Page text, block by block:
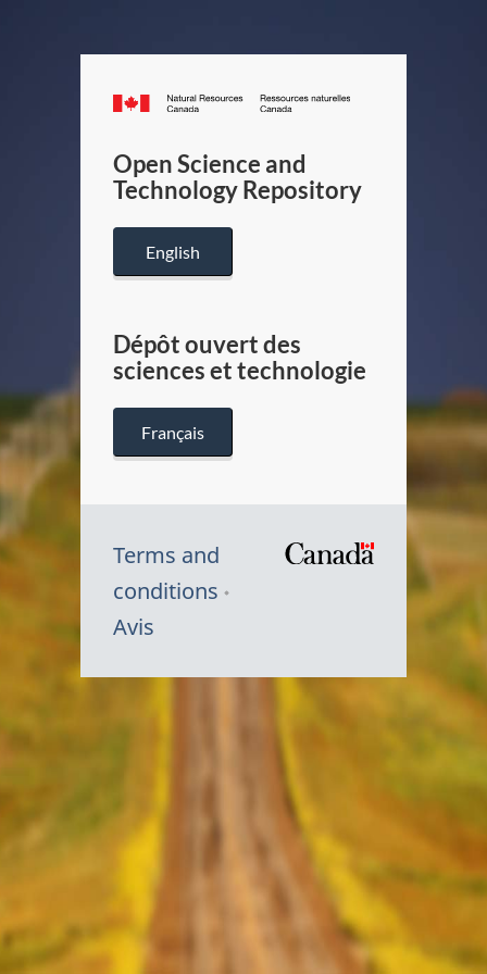
Canada.ca
/
Canada
Open Science and
Technology Repository
English
Dépôt ouvert des
sciences et technologie
Français
Terms and
conditions
Avis
Symbole
Canada